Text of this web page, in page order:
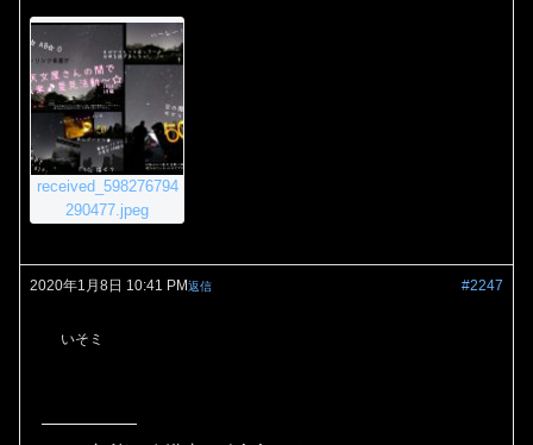
received_598276794
290477.jpeg
2020年1月8日 10:41 PM #2247
返信
いそミ